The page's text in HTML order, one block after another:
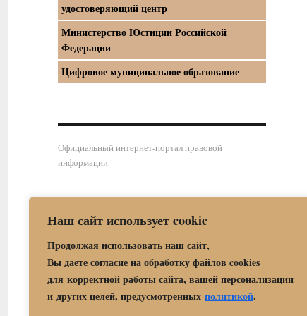
Наш сайт использует cookie
Продолжая использовать наш сайт,
Вы даете согласие на обработку файлов cookies
для корректной работы сайта, вашей персонализации
и других целей, предусмотренных политикой.
удостоверяющий центр
Министерство Юстиции Российской
Федерации
Цифровое муниципальное образование
Официальный интернет-портал правовой
информации